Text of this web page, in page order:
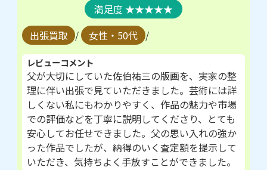
★★★★★
出張買取 / 女性・50代 /
レビューコメント
父が大切にしていた佐伯祐三の版画を、実家の整
理に伴い出張で見ていただきました。芸術には詳
しくない私にもわかりやすく、作品の魅力や市場
での評価などを丁寧に説明してくださり、とても
安心してお任せできました。父の思い入れの強か
った作品でしたが、納得のいく査定額を提示して
いただき、気持ちよく手放すことができました。